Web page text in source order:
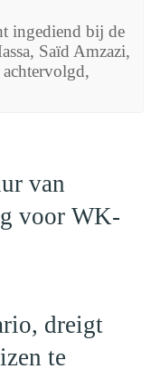
ingediend bij de
Saïd Amzazi,
van
voor WK-
dreigt
te